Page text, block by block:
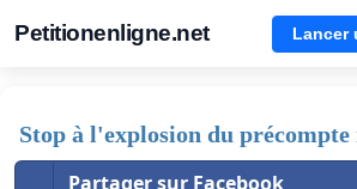
Petitionenligne.net Lancer
Stop à l'explosion du
Partager sur Facebook